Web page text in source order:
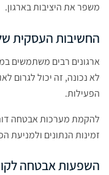
משפר את היציבות בארגון.
החשיבות העסקית
ארגונים רבים משתמשים
לא נכונה, זה יכול לגרום
הפעילות.
להקמת מערכות אבטחה
זמינות הנתונים ולמניעת
השפעות אבטחה